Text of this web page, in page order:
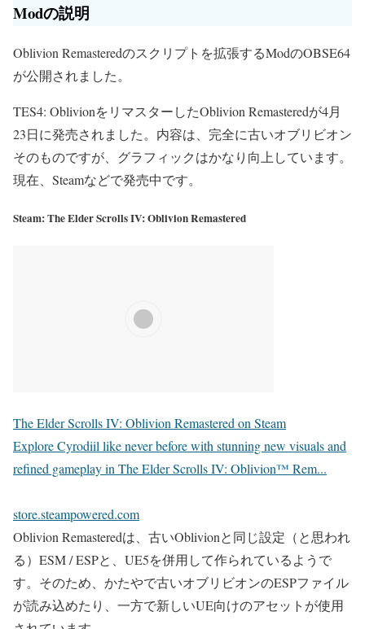
Modの説明
Oblivion Remasteredのスクリプトを拡張するModのOBSE64
が公開されました。
TES4: OblivionをリマスターしたOblivion Remasteredが4月
23日に発売されました。内容は、完全に古いオブリビオン
そのものですが、グラフィックはかなり向上しています。
現在、Steamなどで発売中です。
Steam: The Elder Scrolls IV: Oblivion Remastered
The Elder Scrolls IV: Oblivion Remastered on Steam
Explore Cyrodiil like never before with stunning new visuals and
refined gameplay in The Elder Scrolls IV: Oblivion™ Rem...
store.steampowered.com
Oblivion Remasteredは、古いOblivionと同じ設定（と思われ
る）ESM / ESPと、UE5を併用して作られているようで
す。そのため、かたやで古いオブリビオンのESPファイル
が読み込めたり、一方で新しいUE向けのアセットが使用